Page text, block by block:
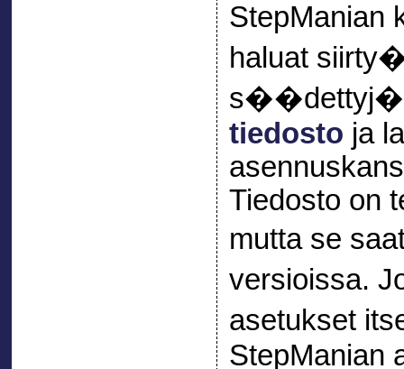
haluat
s��dettyj�
tiedosto ja
Tiedosto on
mutta se
versioissa.
asetukset
StepManian